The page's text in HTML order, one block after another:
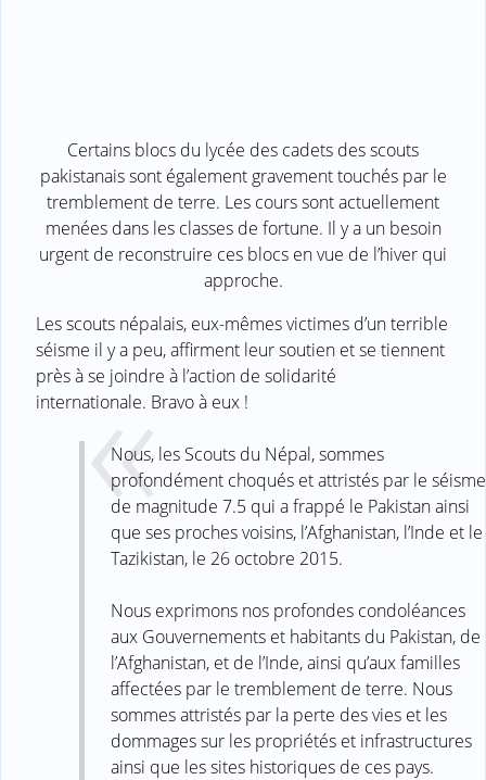
Certains blocs du lycée des cadets des scouts
pakistanais sont également gravement touchés par le
tremblement de terre. Les cours sont actuellement
menées dans les classes de fortune. Il y a un besoin
urgent de reconstruire ces blocs en vue de l’hiver qui
approche.
Les scouts népalais, eux-mêmes victimes d’un terrible
séisme il y a peu, affirment leur soutien et se tiennent
près à se joindre à l’action de solidarité
internationale. Bravo à eux !
Nous, les Scouts du Népal, sommes
profondément choqués et attristés par le séisme
de magnitude 7.5 qui a frappé le Pakistan ainsi
que ses proches voisins, l’Afghanistan, l’Inde et le
Tazikistan, le 26 octobre 2015.
Nous exprimons nos profondes condoléances
aux Gouvernements et habitants du Pakistan, de
l’Afghanistan, et de l’Inde, ainsi qu’aux familles
affectées par le tremblement de terre. Nous
sommes attristés par la perte des vies et les
dommages sur les propriétés et infrastructures
ainsi que les sites historiques de ces pays.